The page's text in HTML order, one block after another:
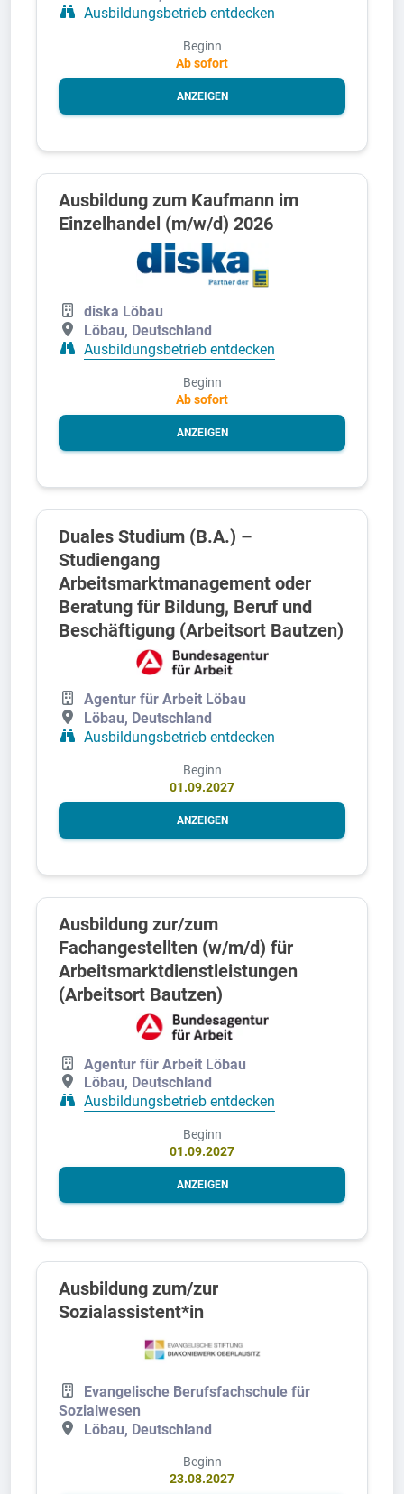
Ausbildungsbetrieb entdecken
Beginn
Ab sofort
ANZEIGEN
Ausbildung zum Kaufmann im
Einzelhandel (m/w/d) 2026
diska Löbau
Löbau, Deutschland
Ausbildungsbetrieb entdecken
Beginn
Ab sofort
ANZEIGEN
Duales Studium (B.A.) –
Studiengang
Arbeitsmarktmanagement oder
Beratung für Bildung, Beruf und
Beschäftigung (Arbeitsort Bautzen)
Agentur für Arbeit Löbau
Löbau, Deutschland
Ausbildungsbetrieb entdecken
Beginn
01.09.2027
ANZEIGEN
Ausbildung zur/zum
Fachangestellten (w/m/d) für
Arbeitsmarktdienstleistungen
(Arbeitsort Bautzen)
Agentur für Arbeit Löbau
Löbau, Deutschland
Ausbildungsbetrieb entdecken
Beginn
01.09.2027
ANZEIGEN
Ausbildung zum/zur
Sozialassistent*in
Evangelische Berufsfachschule für
Sozialwesen
Löbau, Deutschland
Beginn
23.08.2027